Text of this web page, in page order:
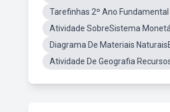
Tarefinhas 2º Ano
Atividade SobreSistema
Diagrama De Materiais
Atividade De Geografia